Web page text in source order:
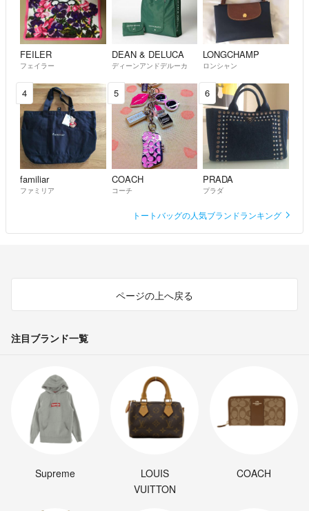
おります。
ほんの一部の方だとは思いますが、わたくしは出品させていただいてい
る商品には責任を持って対応させていただきます。
気持ちの良いお取引が出来るよう努力して参りますので、よろしくお願
いします☆
FEILER
フェイラー
DEAN & DELUCA
ディーンアンドデルーカ
LONGCHAMP
ロンシャン
4
familiar
ファミリア
5
COACH
コーチ
6
PRADA
プラダ
トートバッグの人気ブランドランキング
ページの上へ戻る
注目ブランド一覧
Supreme
LOUIS
VUITTON
COACH